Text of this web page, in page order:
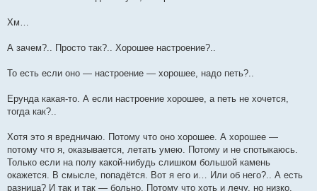
Хм…
А зачем?.. Просто так?.. Хорошее настроение?..
То есть если оно — настроение — хорошее, надо петь?..
Ерунда какая-то. А если настроение хорошее, а петь не хочется,
тогда как?..
Хотя это я вредничаю. Потому что оно хорошее. А хорошее —
потому что я, оказывается, летать умею. Потому и не спотыкаюсь.
Только если на полу какой-нибудь слишком большой камень
окажется. В смысле, попадётся. Вот я его и… Или об него?.. А есть
разница? И так и так — больно. Потому что хоть и лечу, но низко.